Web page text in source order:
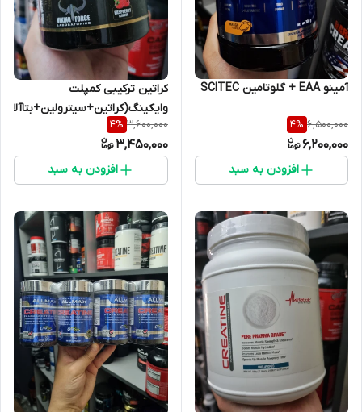
آمینو EAA + گلوتامین SCITEC
6,500,000
4%
6,200,000
افزودن به سبد
کراتین ترکیبی کمپلت
3,600,000
4%
3,450,000
افزودن به سبد